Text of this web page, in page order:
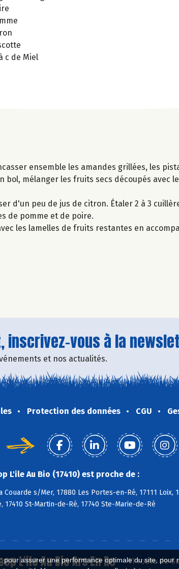
assurer une performance optimale du site,
c de Miel
ensemble les amandes grillées, les
bol, mélanger les fruits secs découpés avec
d'un peu de jus de citron. Étaler 2 à 3
de pomme et de poire.
les lamelles de fruits restantes en
inscrivez-vous à la
et nos actualités.
Protection des données CGU
L'ile Au Bio (17410) est proche de :
Couarde s/Mer, 17880 Les Portes-en-Ré, 17111
17410 St-Martin-de-Ré, 17740 Ste-Marie-de-Ré
L'ile Au Bio Ars En Re 11 route de